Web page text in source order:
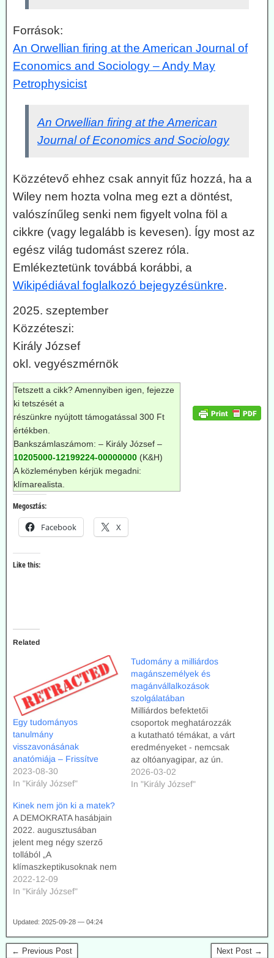
Források:
An Orwellian firing at the American Journal of
Economics and Sociology – Andy May
Petrophysicist
An Orwellian firing at the American
Journal of Economics and Sociology
Közzétevő ehhez csak annyit fűz hozzá, ha a
Wiley nem hozta volna meg ezt a döntést,
valószínűleg senki nem figyelt volna föl a
cikkre (vagy legalább is kevesen). Így most az
egész világ tudomást szerez róla.
Emlékeztetünk továbbá korábbi, a
Wikipédiával foglalkozó bejegyzésünkre.
2025. szeptember
Közzéteszi:
Király József
okl. vegyészmérnök
Tetszett a cikk? Amennyiben igen, fejezze
ki tetszését a
részünkre nyújtott támogatással 300 Ft
értékben.
Bankszámlaszámom: – Király József –
10205000-12199224-00000000 (K&H)
A közleményben kérjük megadni:
klímarealista.
Megosztás:
Facebook X
Like this:
Related
Egy tudományos
tanulmány
visszavonásának
anatómiája – Frissítve
2023-08-30
In "Király József"
Tudomány a milliárdos
magánszemélyek és
magánvállalkozások
szolgálatában
Milliárdos befektetői
csoportok meghatározzák
a kutatható témákat, a várt
eredményeket - nemcsak
az oltóanyagipar, az ún.
pandémiák elleni
védekezés, hanem a
2026-03-02
In "Király József"
Kinek nem jön ki a matek?
A DEMOKRATA hasábjain
2022. augusztusában
jelent meg négy szerző
tollából „A
klímaszkeptikusoknak nem
jön ki a matek” c. írás. Erre
többen reagáltak. A mai
ami a mai napig még nem
jelent meg a DEMOKRATA
c. lapban, az online
2022-12-09
In "Király József"
Updated: 2025-09-28 — 04:24
← Previous Post Next Post →